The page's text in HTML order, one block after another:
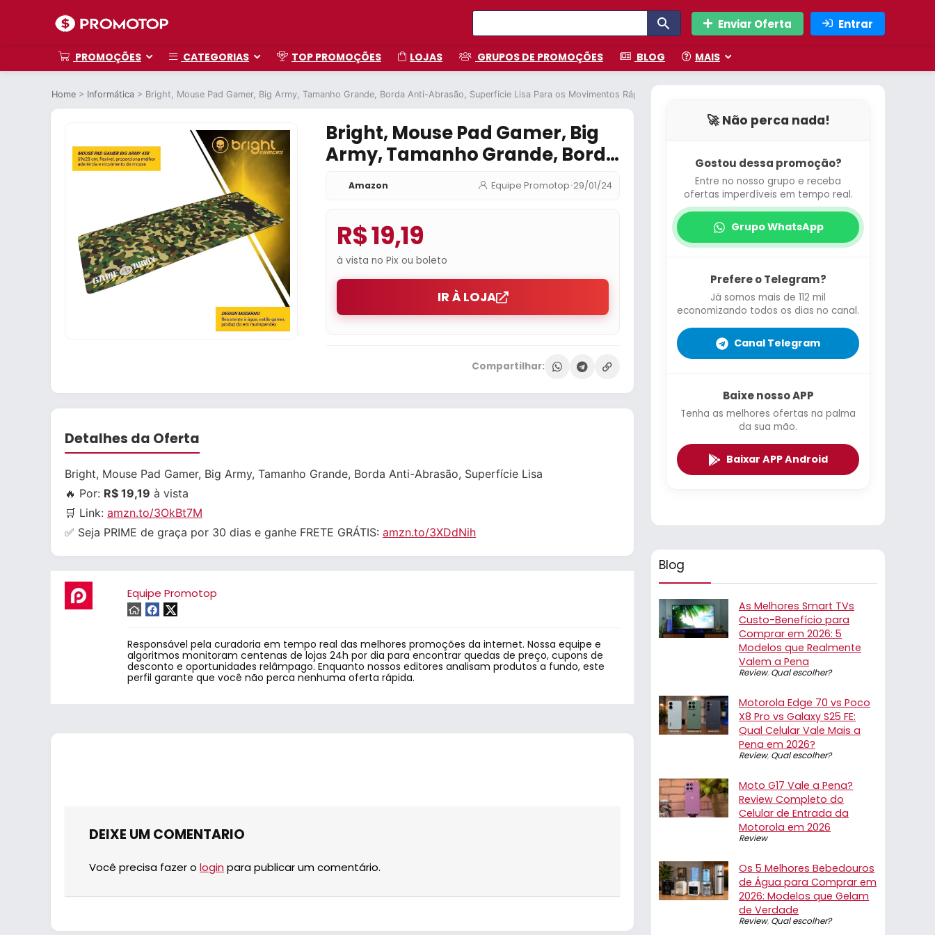
Enviar Oferta Entrar
PROMOÇÕES CATEGORIAS TOP PROMOÇÕES LOJAS GRUPOS DE PROMOÇÕES BLOG MAIS
Home > Informática > Bright, Mouse Pad Gamer, Big Army, Tamanho Grande, Borda Anti-Abrasão, Superfície Lisa Para os Movimentos Rápidos do Mouse
Bright, Mouse Pad Gamer, Big
Army, Tamanho Grande, Borda
Anti-Abrasão, Superfície Lisa
Para os Movimentos Rápidos
do Mouse
Amazon Equipe Promotop•29/01/24
R$ 19,19
à vista no Pix ou boleto
IR À LOJA
Compartilhar:
Detalhes da Oferta
Bright, Mouse Pad Gamer, Big Army, Tamanho Grande, Borda Anti-Abrasão, Superfície Lisa
🔥 Por: R$ 19,19 à vista
🛒 Link: amzn.to/3OkBt7M
✅ Seja PRIME de graça por 30 dias e ganhe FRETE GRÁTIS: amzn.to/3XDdNih
Equipe Promotop
Responsável pela curadoria em tempo real das melhores promoções da internet. Nossa equipe e
algoritmos monitoram centenas de lojas 24h por dia para encontrar quedas de preço, cupons de
desconto e oportunidades relâmpago. Enquanto nossos editores analisam produtos a fundo, este
perfil garante que você não perca nenhuma oferta rápida.
DEIXE UM COMENTARIO
Você precisa fazer o login para publicar um comentário.
🚀 Não perca nada!
Gostou dessa promoção?
Entre no nosso grupo e receba
ofertas imperdíveis em tempo real.
Grupo WhatsApp
Prefere o Telegram?
Já somos mais de 112 mil
economizando todos os dias no canal.
Canal Telegram
Baixe nosso APP
Tenha as melhores ofertas na palma
da sua mão.
Baixar APP Android
Blog
As Melhores Smart TVs
Custo-Benefício para
Comprar em 2026: 5
Modelos que Realmente
Valem a Pena
Review, Qual escolher?
Motorola Edge 70 vs Poco
X8 Pro vs Galaxy S25 FE:
Qual Celular Vale Mais a
Pena em 2026?
Review, Qual escolher?
Moto G17 Vale a Pena?
Review Completo do
Celular de Entrada da
Motorola em 2026
Review
Os 5 Melhores Bebedouros
de Água para Comprar em
2026: Modelos que Gelam
de Verdade
Review, Qual escolher?